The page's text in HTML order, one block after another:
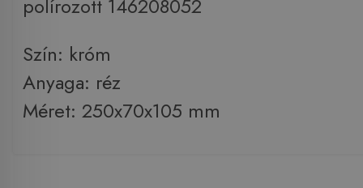
polírozott 146208052
Szín: króm
Anyaga: réz
Méret: 250x70x105 mm